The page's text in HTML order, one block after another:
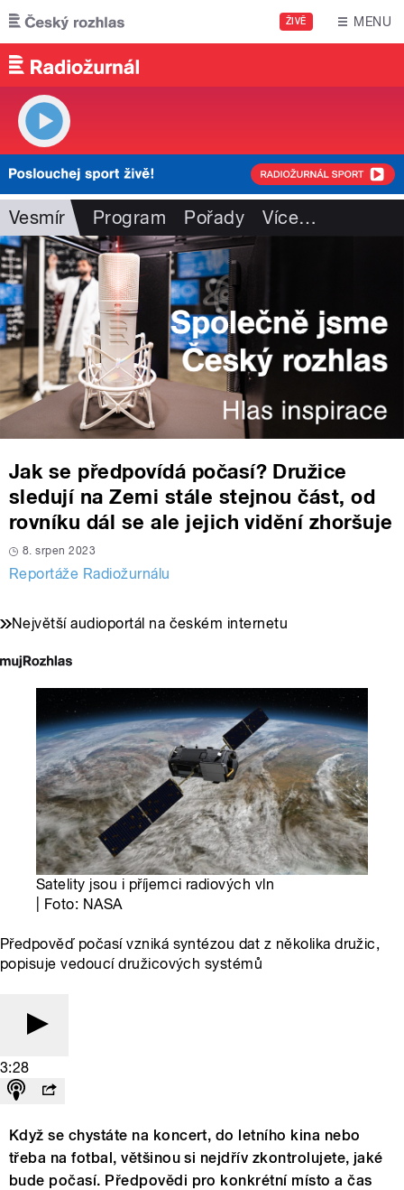
Přejít k hlavnímu obsahu
ŽIVĚ MENU
Vesmír Program Pořady Více…
Jak se předpovídá počasí? Družice
sledují na Zemi stále stejnou část, od
rovníku dál se ale jejich vidění zhoršuje
8. srpen 2023
Reportáže Radiožurnálu
Největší audioportál na českém internetu
Satelity jsou i příjemci radiových vln
| Foto: NASA
Předpověď počasí vzniká syntézou dat z několika družic,
popisuje vedoucí družicových systémů
3:28
Když se chystáte na koncert, do letního kina nebo
třeba na fotbal, většinou si nejdřív zkontrolujete, jaké
bude počasí. Předpovědi pro konkrétní místo a čas